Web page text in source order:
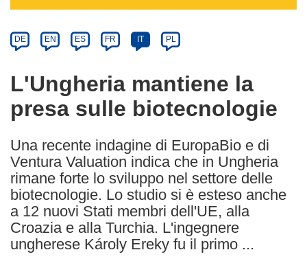
Article
available
the
following
languages:
DE EN ES FR IT PL
L'Ungheria mantiene la
presa sulle biotecnologie
Una recente indagine di EuropaBio e di
Ventura Valuation indica che in Ungheria
rimane forte lo sviluppo nel settore delle
biotecnologie. Lo studio si è esteso anche
a 12 nuovi Stati membri dell'UE, alla
Croazia e alla Turchia. L'ingegnere
ungherese Károly Ereky fu il primo ...